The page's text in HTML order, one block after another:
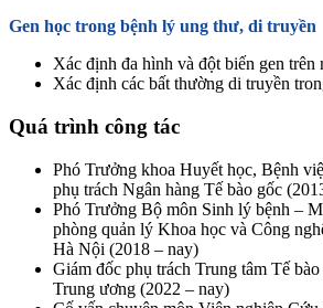
Gen học trong bệnh lý ung thư, di truyền
Xác định đa hình và đột biến gen trên
Xác định các bất thường di truyền
Quá trình công tác
Phó Trưởng khoa Huyết học, Bệnh
phụ trách Ngân hàng Tế bào gốc
Phó Trưởng Bộ môn Sinh lý bệnh –
phòng quản lý Khoa học và Công
Hà Nội (2018 – nay)
Giám đốc phụ trách Trung tâm Tế
Trung ương (2022 – nay)